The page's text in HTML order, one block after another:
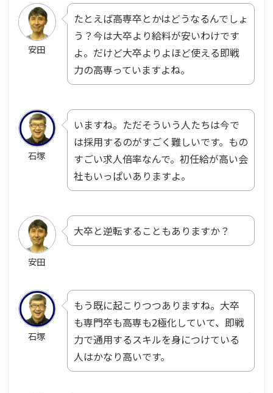
安田
たとえば高専卒とかはどうなるんでしょ
う？今は大卒より給料が安いわけです
よ。だけど大卒よりよほど使える即戦
力の高専っていますよね。
石塚
いますね。ただそういう人たちは今で
は採用するのがすごく難しいです。もの
すごい求人倍率なんで。初任給が高い会
社もいっぱいありますよ。
安田
大卒と逆転することもありますか？
石塚
もう既に起こりつつありますね。大卒
も専門卒も高専も2極化していて、即戦
力で通用するスキルを身につけている
人はかなり高いです。